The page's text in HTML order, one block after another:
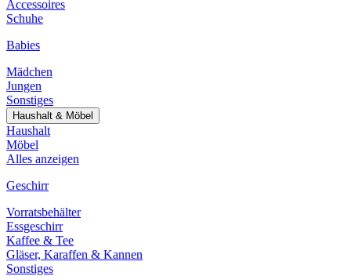
Accessoires
Schuhe
Babies
Mädchen
Jungen
Sonstiges
Haushalt & Möbel
Haushalt
Möbel
Alles anzeigen
Geschirr
Vorratsbehälter
Essgeschirr
Kaffee & Tee
Gläser, Karaffen & Kannen
Sonstiges